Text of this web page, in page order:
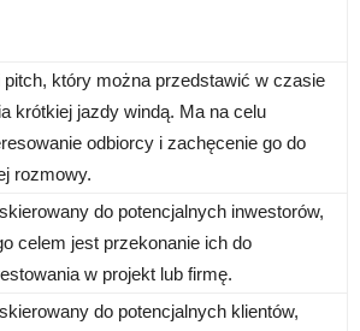
pitch, który można przedstawić w czasie
krótkiej jazdy windą. Ma na celu
odbiorcy i zachęcenie go do
rozmowy.
do potencjalnych inwestorów,
celem jest przekonanie ich do
w projekt lub firmę.
do potencjalnych klientów,